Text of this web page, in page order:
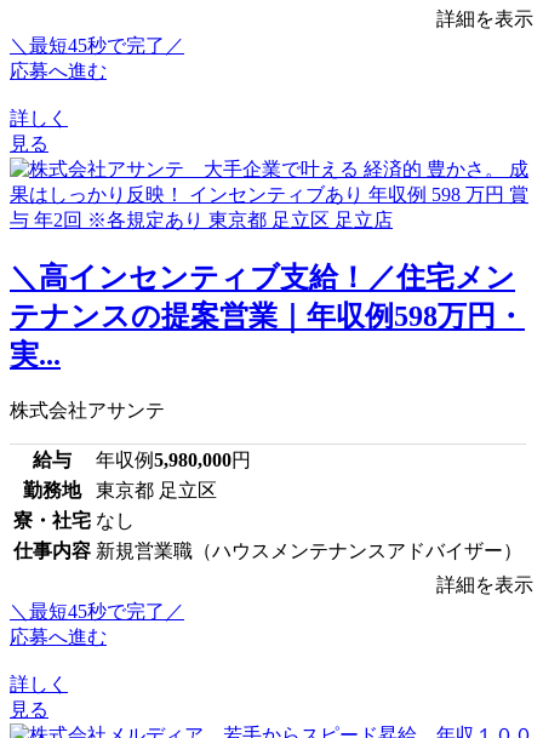
詳細を表示
＼最短45秒で完了／
応募へ進む
詳しく
見る
＼高インセンティブ支給！／住宅メン
テナンスの提案営業｜年収例598万円・
実...
株式会社アサンテ
給与 年収例5,980,000円
勤務地
東京都 足立区
寮・社宅 なし
仕事内容 新規営業職（ハウスメンテナンスアドバイザー）
詳細を表示
＼最短45秒で完了／
応募へ進む
詳しく
見る